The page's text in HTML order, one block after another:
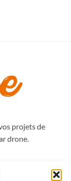
projets de
drone.